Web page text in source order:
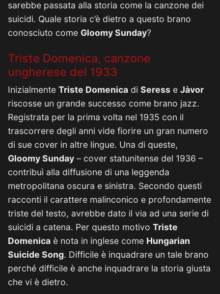
sarebbe passata alla storia come la canzone dei
suicidi. Quale storia c’è dietro a questo brano
conosciuto come Gloomy Sunday?
Triste Domenica, canzone
ungherese del 1933
Inizialmente Triste Domenica di Seress e Jàvor
riscosse un grande successo come brano jazz.
Registrata per la prima volta nel 1935 con il
trascorrere degli anni vide fiorire un gran numero
di sue cover in altre lingue. Una di queste,
Gloomy Sunday – cover statunitense del 1936 –
contribuì alla diffusione di una leggenda
metropolitana oscura e sinistra. Secondo questi
racconti il carattere malinconico e profondamente
triste del testo, avrebbe dato il via ad una serie di
suicidi a catena. Per questo motivo Triste
Domenica è nota in inglese come Hungarian
Suicide Song. Difficile è inquadrare un tale brano
perché difficile è anche inquadrare la storia giusta
che vi è dietro.